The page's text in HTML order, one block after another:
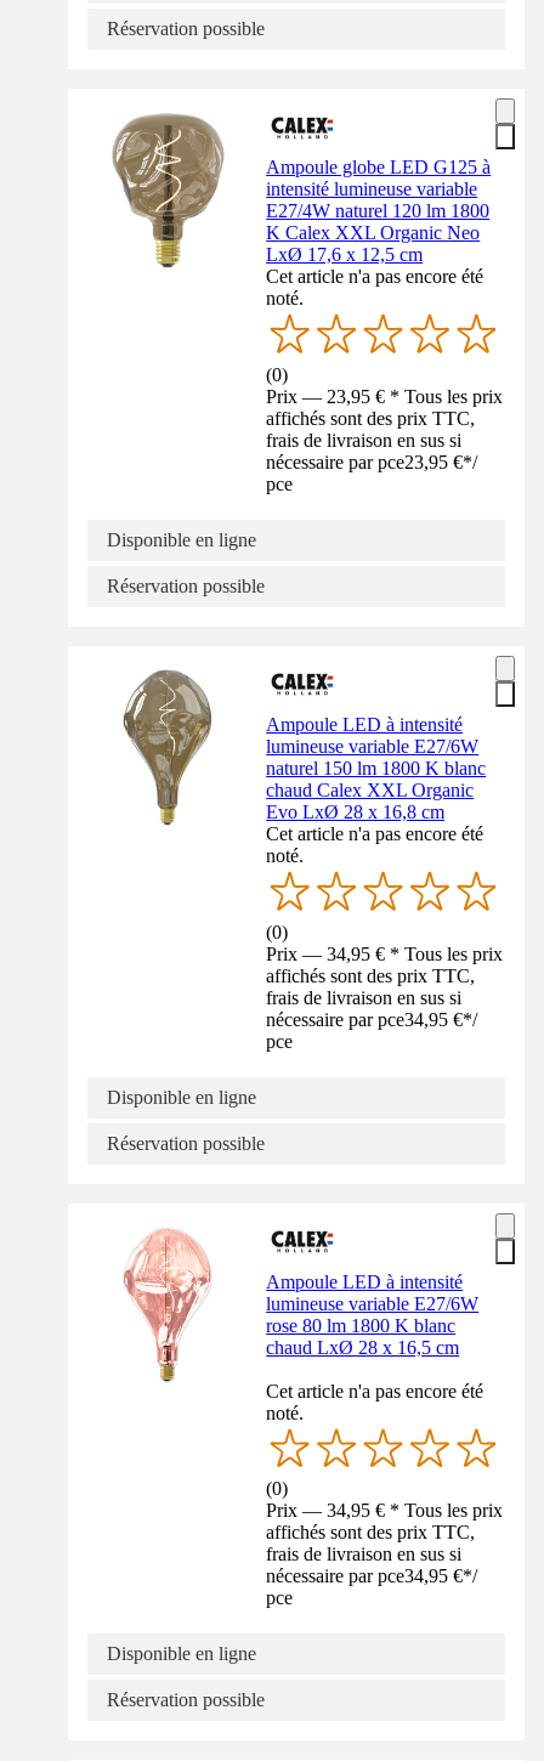
Réservation possible
Ampoule globe LED G125 à
intensité lumineuse variable
E27/4W naturel 120 lm 1800
K Calex XXL Organic Neo
LxØ 17,6 x 12,5 cm
Cet article n'a pas encore été
noté.
(0)
Prix — 23,95 € * Tous les prix
affichés sont des prix TTC,
frais de livraison en sus si
nécessaire par pce23,95 €*/
pce
Disponible en ligne
Réservation possible
Ampoule LED à intensité
lumineuse variable E27/6W
naturel 150 lm 1800 K blanc
chaud Calex XXL Organic
Evo LxØ 28 x 16,8 cm
Cet article n'a pas encore été
noté.
(0)
Prix — 34,95 € * Tous les prix
affichés sont des prix TTC,
frais de livraison en sus si
nécessaire par pce34,95 €*/
pce
Disponible en ligne
Réservation possible
Ampoule LED à intensité
lumineuse variable E27/6W
rose 80 lm 1800 K blanc
chaud LxØ 28 x 16,5 cm
Cet article n'a pas encore été
noté.
(0)
Prix — 34,95 € * Tous les prix
affichés sont des prix TTC,
frais de livraison en sus si
nécessaire par pce34,95 €*/
pce
Disponible en ligne
Réservation possible